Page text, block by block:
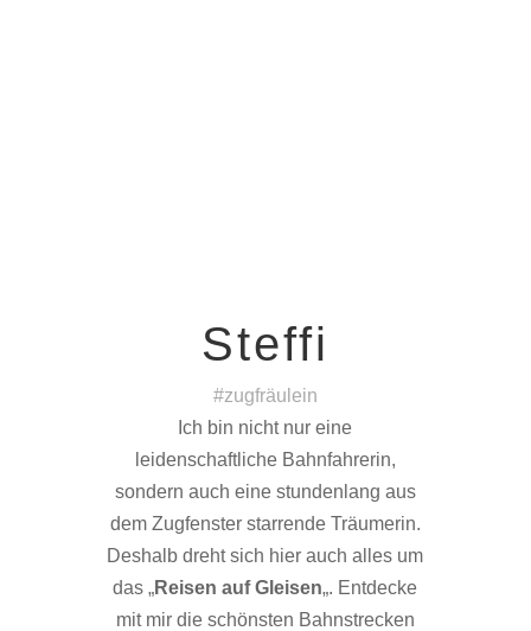
Steffi
#zugfräulein
Ich bin nicht nur eine
leidenschaftliche Bahnfahrerin,
sondern auch eine stundenlang aus
dem Zugfenster starrende Träumerin.
Deshalb dreht sich hier auch alles um
das „Reisen auf Gleisen„. Entdecke
mit mir die schönsten Bahnstrecken